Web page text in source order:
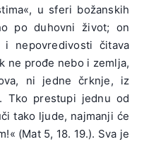
u sferi božanskih
po duhovni život; on
nepovredivosti čitava
ne prođe nebo i zemlja,
ni jedne črknje, iz
Tko prestupi jednu od
tako ljude, najmanji će
(Mat 5, 18. 19.). Sva je